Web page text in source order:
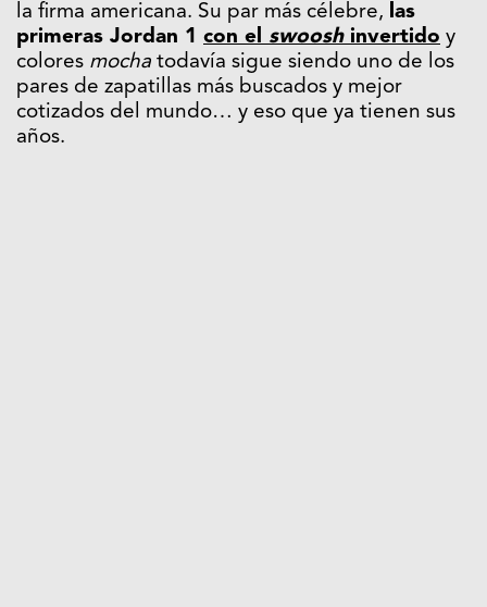
la firma americana. Su par más célebre, las
primeras Jordan 1 con el swooshinvertido y
colores mocha todavía sigue siendo uno de los
pares de zapatillas más buscados y mejor
cotizados del mundo… y eso que ya tienen sus
años.